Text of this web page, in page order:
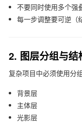
不要同时使用多个强
每一步调整要可逆（
2. 图层分组与结
复杂项目中必须使用分组
背景层
主体层
光影层